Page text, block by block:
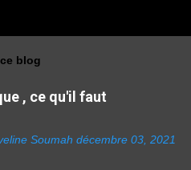
blog
, ce qu'il faut
Soumah décembre 03, 2021